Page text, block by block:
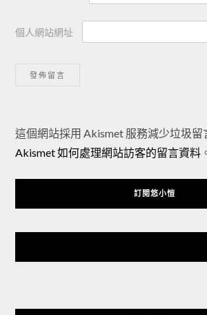
個人網站網址
Alternative:
這個網站採用 Akismet 服務減少垃圾留
Akismet 如何處理網站訪客的留言資料
訂閱悠小愷